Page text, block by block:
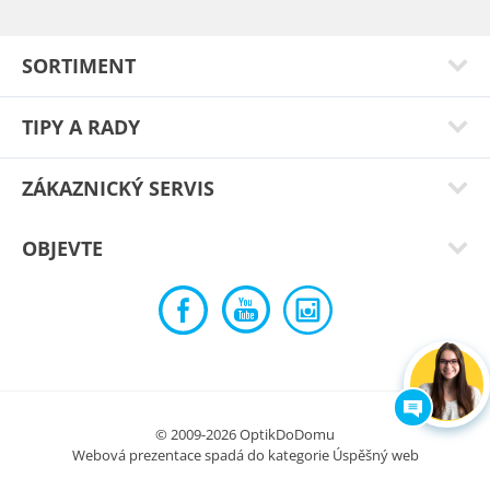
Typ: Fox pink
Krásné a lehoučké obroučky. Celkově jsem s brýlemi moc
SORTIMENT
TIPY A RADY
ZÁKAZNICKÝ SERVIS
OBJEVTE
© 2009-2026 OptikDoDomu
Webová prezentace spadá do kategorie Úspěšný web